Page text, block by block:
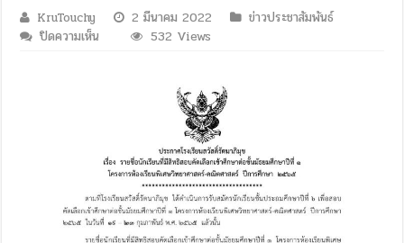
KruTouchy 2 มีนาคม 2022
ข่าวประชาสัมพันธ์
ปิดความเห็น
เรื่อง
ชื่อ
นักเรียน
532 Views